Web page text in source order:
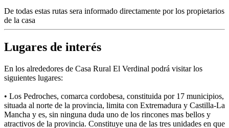
De todas estas rutas sera informado directamente por los propietarios
de la casa
Lugares de interés
En los alrededores de Casa Rural El Verdinal podrá visitar los
siguientes lugares:
• Los Pedroches, comarca cordobesa, constituida por 17 municipios,
situada al norte de la provincia, limita con Extremadura y Castilla-La
Mancha y es, sin ninguna duda uno de los rincones mas bellos y
atractivos de la provincia. Constituye una de las tres unidades en que